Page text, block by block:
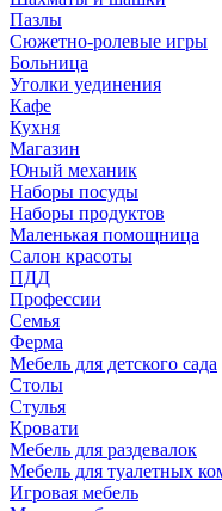
Пазлы
Сюжетно-ролевые игры
Больница
Уголки уединения
Кафе
Кухня
Магазин
Юный механик
Наборы посуды
Наборы продуктов
Маленькая помощница
Салон красоты
ПДД
Профессии
Семья
Ферма
Мебель для детского сада
Столы
Cтулья
Кровати
Мебель для раздевалок
Мебель для туалетных
Игровая мебель